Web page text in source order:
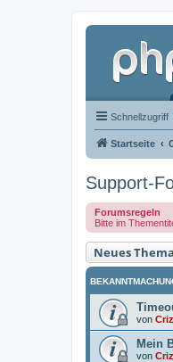
Schnellzugriff
Startseite
Support-
Forumsregeln
Bitte im
Neues Thema
von
Mein
von